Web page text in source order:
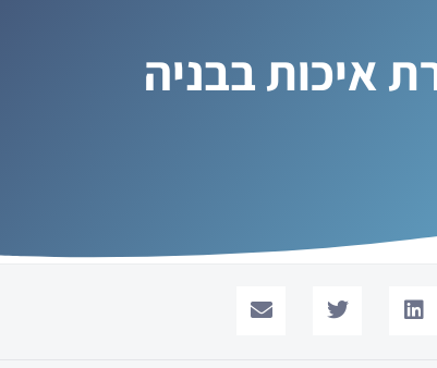
איכות בבניה